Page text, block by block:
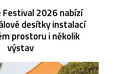
Festival 2026 nabízí
desítky instalací
prostoru i několik
výstav